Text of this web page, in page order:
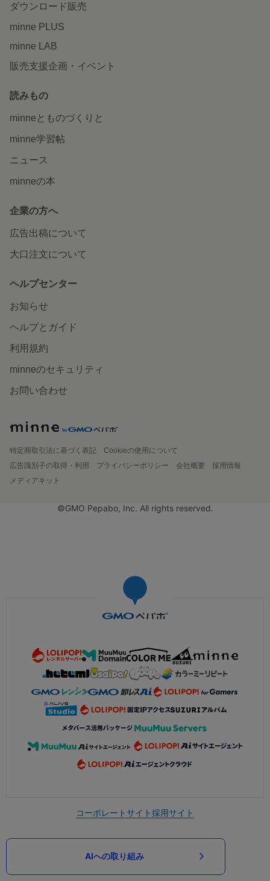
ダウンロード販売
minne PLUS
minne LAB
販売支援企画・イベント
読みもの
minneとものづくりと
minne学習帖
ニュース
minneの本
企業の方へ
広告出稿について
大口注文について
ヘルプセンター
お知らせ
ヘルプとガイド
利用規約
minneのセキュリティ
お問い合わせ
特定商取引法に基づく表記
Cookieの使用について
広告識別子の取得・利用
プライバシーポリシー 会社概要
採用情報
メディアキット
©GMO Pepabo, Inc. All rights reserved.
コーポレートサイト採用サイト
AIへの取り組み